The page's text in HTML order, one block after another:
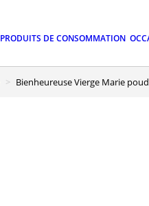
PRODUITS DE CONSOMMATION
Bienheureuse Vierge Marie